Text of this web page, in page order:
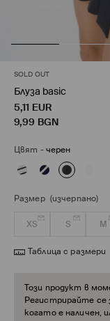
SOLD OUT
Блуза basic
5,11 EUR
9,99 BGN
Цвят -черен
Размер (изчерпано)
XS S M
Таблица с размери
Този продукт в
Регистрирайте се
когато е наличен,